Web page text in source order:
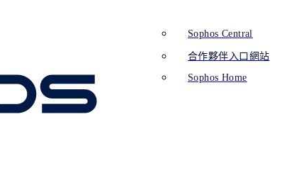
Sophos Central
合作夥伴入口網站
Sophos Home